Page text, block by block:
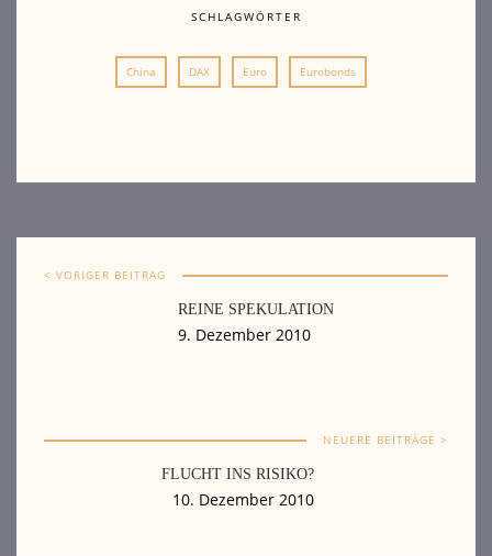
SCHLAGWÖRTER
China DAX Euro Eurobonds
< VORIGER BEITRAG
REINE SPEKULATION
9. Dezember 2010
NEUERE BEITRÄGE >
FLUCHT INS RISIKO?
10. Dezember 2010